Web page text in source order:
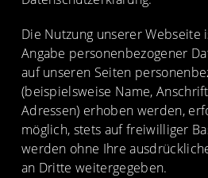
Die Nutzung unserer Webseite
Angabe personenbezogener
auf unseren Seiten
(beispielsweise Name,
Adressen) erhoben werden,
möglich, stets auf freiwilliger
werden ohne Ihre
an Dritte weitergegeben.